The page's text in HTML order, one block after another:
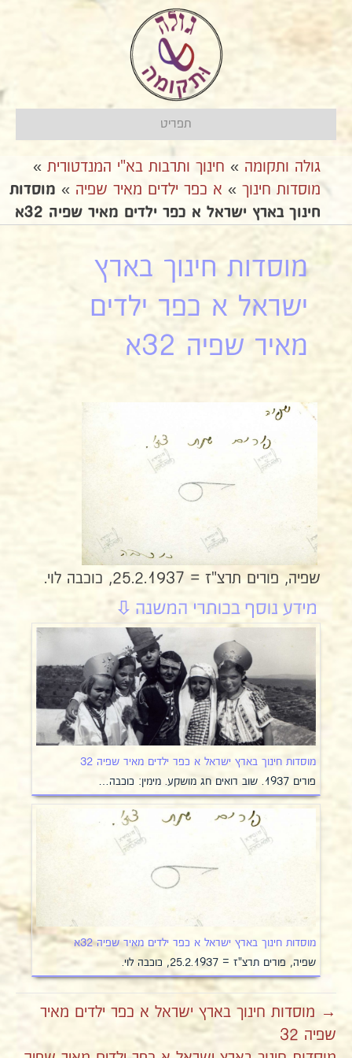
תפריט
גולה ותקומה » חינוך ותרבות בא"י המנדטורית »
מוסדות חינוך » א כפר ילדים מאיר שפיה » מוסדות
חינוך בארץ ישראל א כפר ילדים מאיר שפיה 32א
מוסדות חינוך בארץ
ישראל א כפר ילדים
מאיר שפיה 32א
שפיה, פורים תרצ"ז = 25.2.1937, כוכבה לוי.
מוסדות חינוך בארץ ישראל א כפר ילדים מאיר שפיה 32
פורים 1937. שוב רואים חג מושקע. מימין: כוכבה…
מוסדות חינוך בארץ ישראל א כפר ילדים מאיר שפיה 32א
שפיה, פורים תרצ"ז = 25.2.1937, כוכבה לוי.
→ מוסדות חינוך בארץ ישראל א כפר ילדים מאיר
שפיה 32